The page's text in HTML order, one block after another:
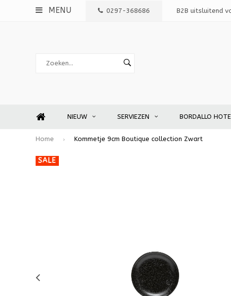
MENU 0297-368686 B2B uitsluitend
NIEUW SERVIEZEN BORDALLO
Home Kommetje 9cm Boutique collection Zwart
SALE